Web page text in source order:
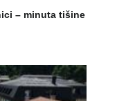
– minuta tišine